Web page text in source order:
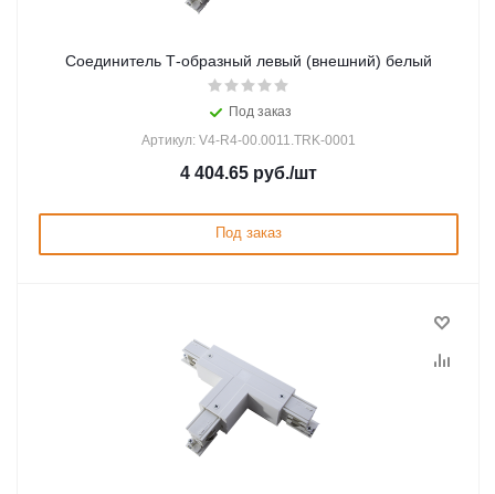
Соединитель Т-образный левый (внешний) белый
Под заказ
Артикул: V4-R4-00.0011.TRK-0001
4 404.65 руб./шт
Под заказ